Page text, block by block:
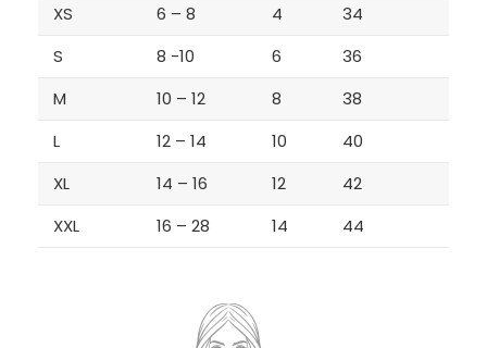
XS
6 – 8 4
34
S
8 -10 6
36
M
10 – 12 8
38
L
12 – 14 10
40
XL
14 – 16 12
42
XXL
16 – 28 14 44